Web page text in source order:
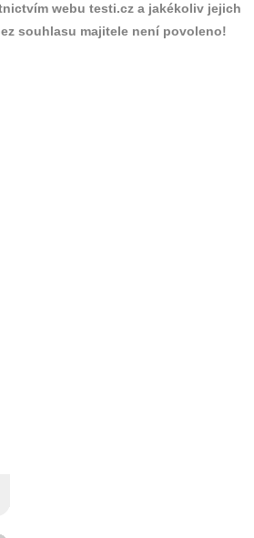
webu testi.cz a jakékoliv jejich
souhlasu majitele není povoleno!